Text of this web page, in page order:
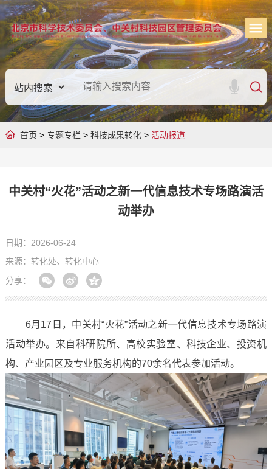
首页 > 专题专栏 > 科技成果转化> 活动报道
中关村“火花”活动之新一代信息技术专场路演活
动举办
日期：2026-06-24
来源：转化处、转化中心
分享：
6月17日，中关村“火花”活动之新一代信息技术专场路演
活动举办。来自科研院所、高校实验室、科技企业、投资机
构、产业园区及专业服务机构的70余名代表参加活动。